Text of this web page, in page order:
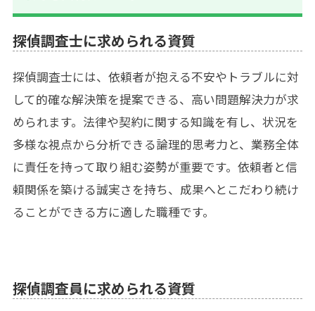
探偵調査士に求められる資質
探偵調査士には、依頼者が抱える不安やトラブルに対
して的確な解決策を提案できる、高い問題解決力が求
められます。法律や契約に関する知識を有し、状況を
多様な視点から分析できる論理的思考力と、業務全体
に責任を持って取り組む姿勢が重要です。依頼者と信
頼関係を築ける誠実さを持ち、成果へとこだわり続け
ることができる方に適した職種です。
探偵調査員に求められる資質